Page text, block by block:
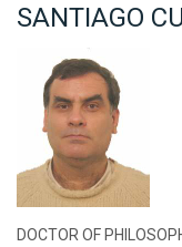
SANTIAGO
DOCTOR OF